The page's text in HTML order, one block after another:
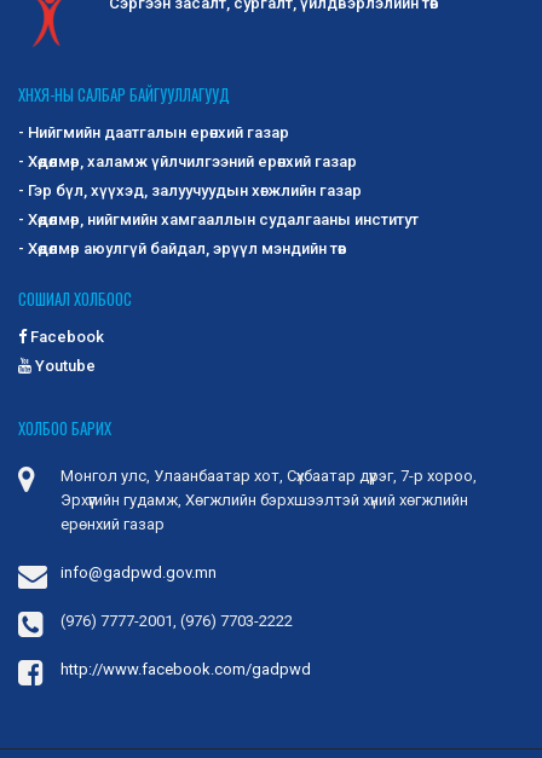
ХНХЯ-НЫ САЛБАР БАЙГУУЛЛАГУУД
- Нийгмийн даатгалын ерөнхий газар
- Хөдөлмөр, халамж үйлчилгээний ерөнхий газар
- Гэр бүл, хүүхэд, залуучуудын хөгжлийн газар
- Хөдөлмөр, нийгмийн хамгааллын судалгааны институт
- Хөдөлмөр аюулгүй байдал, эрүүл мэндийн төв
СОШИАЛ ХОЛБООС
Facebook
Youtube
ХОЛБОО БАРИХ
Монгол улс, Улаанбаатар хот, Сүхбаатар дүүрэг, 7-р хороо,
Эрхүүгийн гудамж, Хөгжлийн бэрхшээлтэй хүний хөгжлийн
ерөнхий газар
info@gadpwd.gov.mn
(976) 7777-2001, (976) 7703-2222
http://www.facebook.com/gadpwd